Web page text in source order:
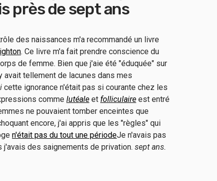
près de sept ans
des naissances m'a recommandé un livre
. Ce livre m'a fait prendre conscience du
de femme. Bien que j'aie été "éduquée" sur
avait tellement de lacunes dans mes
cette ignorance n'était pas si courante chez les
comme lutéale et folliculaire est entré
ne pouvaient tomber enceintes que
encore, j'ai appris que les "règles" qui
n'était pas du tout une périodeJe n'avais pas
des saignements de privation. sept ans.